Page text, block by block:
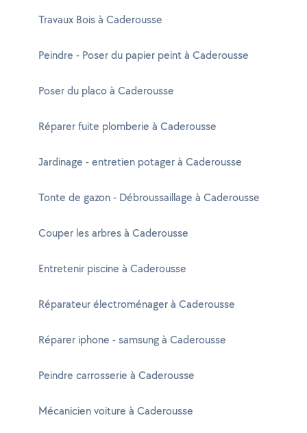
Travaux Bois à Caderousse
Peindre - Poser du papier peint à Caderousse
Poser du placo à Caderousse
Réparer fuite plomberie à Caderousse
Jardinage - entretien potager à Caderousse
Tonte de gazon - Débroussaillage à Caderousse
Couper les arbres à Caderousse
Entretenir piscine à Caderousse
Réparateur électroménager à Caderousse
Réparer iphone - samsung à Caderousse
Peindre carrosserie à Caderousse
Mécanicien voiture à Caderousse